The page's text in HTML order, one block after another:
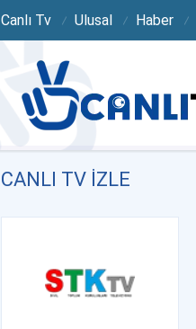
Canlı Tv Ulusal Haber
CANLI TV IZLE